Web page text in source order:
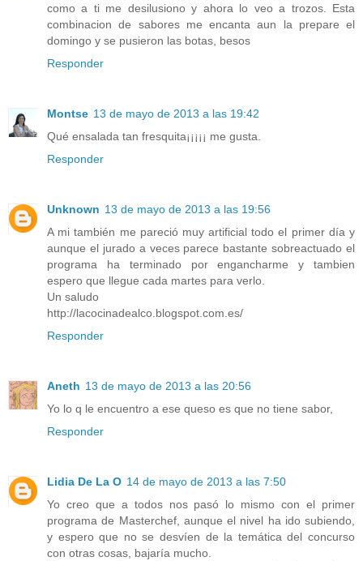
como a ti me desilusiono y ahora lo veo a trozos. Esta
combinacion de sabores me encanta aun la prepare el
domingo y se pusieron las botas, besos
Responder
Montse 13 de mayo de 2013 a las 19:42
Qué ensalada tan fresquita¡¡¡¡¡ me gusta.
Responder
Unknown 13 de mayo de 2013 a las 19:56
A mi también me pareció muy artificial todo el primer día y
aunque el jurado a veces parece bastante sobreactuado el
programa ha terminado por engancharme y tambien
espero que llegue cada martes para verlo.
Un saludo
http://lacocinadealco.blogspot.com.es/
Responder
Aneth 13 de mayo de 2013 a las 20:56
Yo lo q le encuentro a ese queso es que no tiene sabor,
Responder
Lidia De La O 14 de mayo de 2013 a las 7:50
Yo creo que a todos nos pasó lo mismo con el primer
programa de Masterchef, aunque el nivel ha ido subiendo,
y espero que no se desvíen de la temática del concurso
con otras cosas, bajaría mucho.